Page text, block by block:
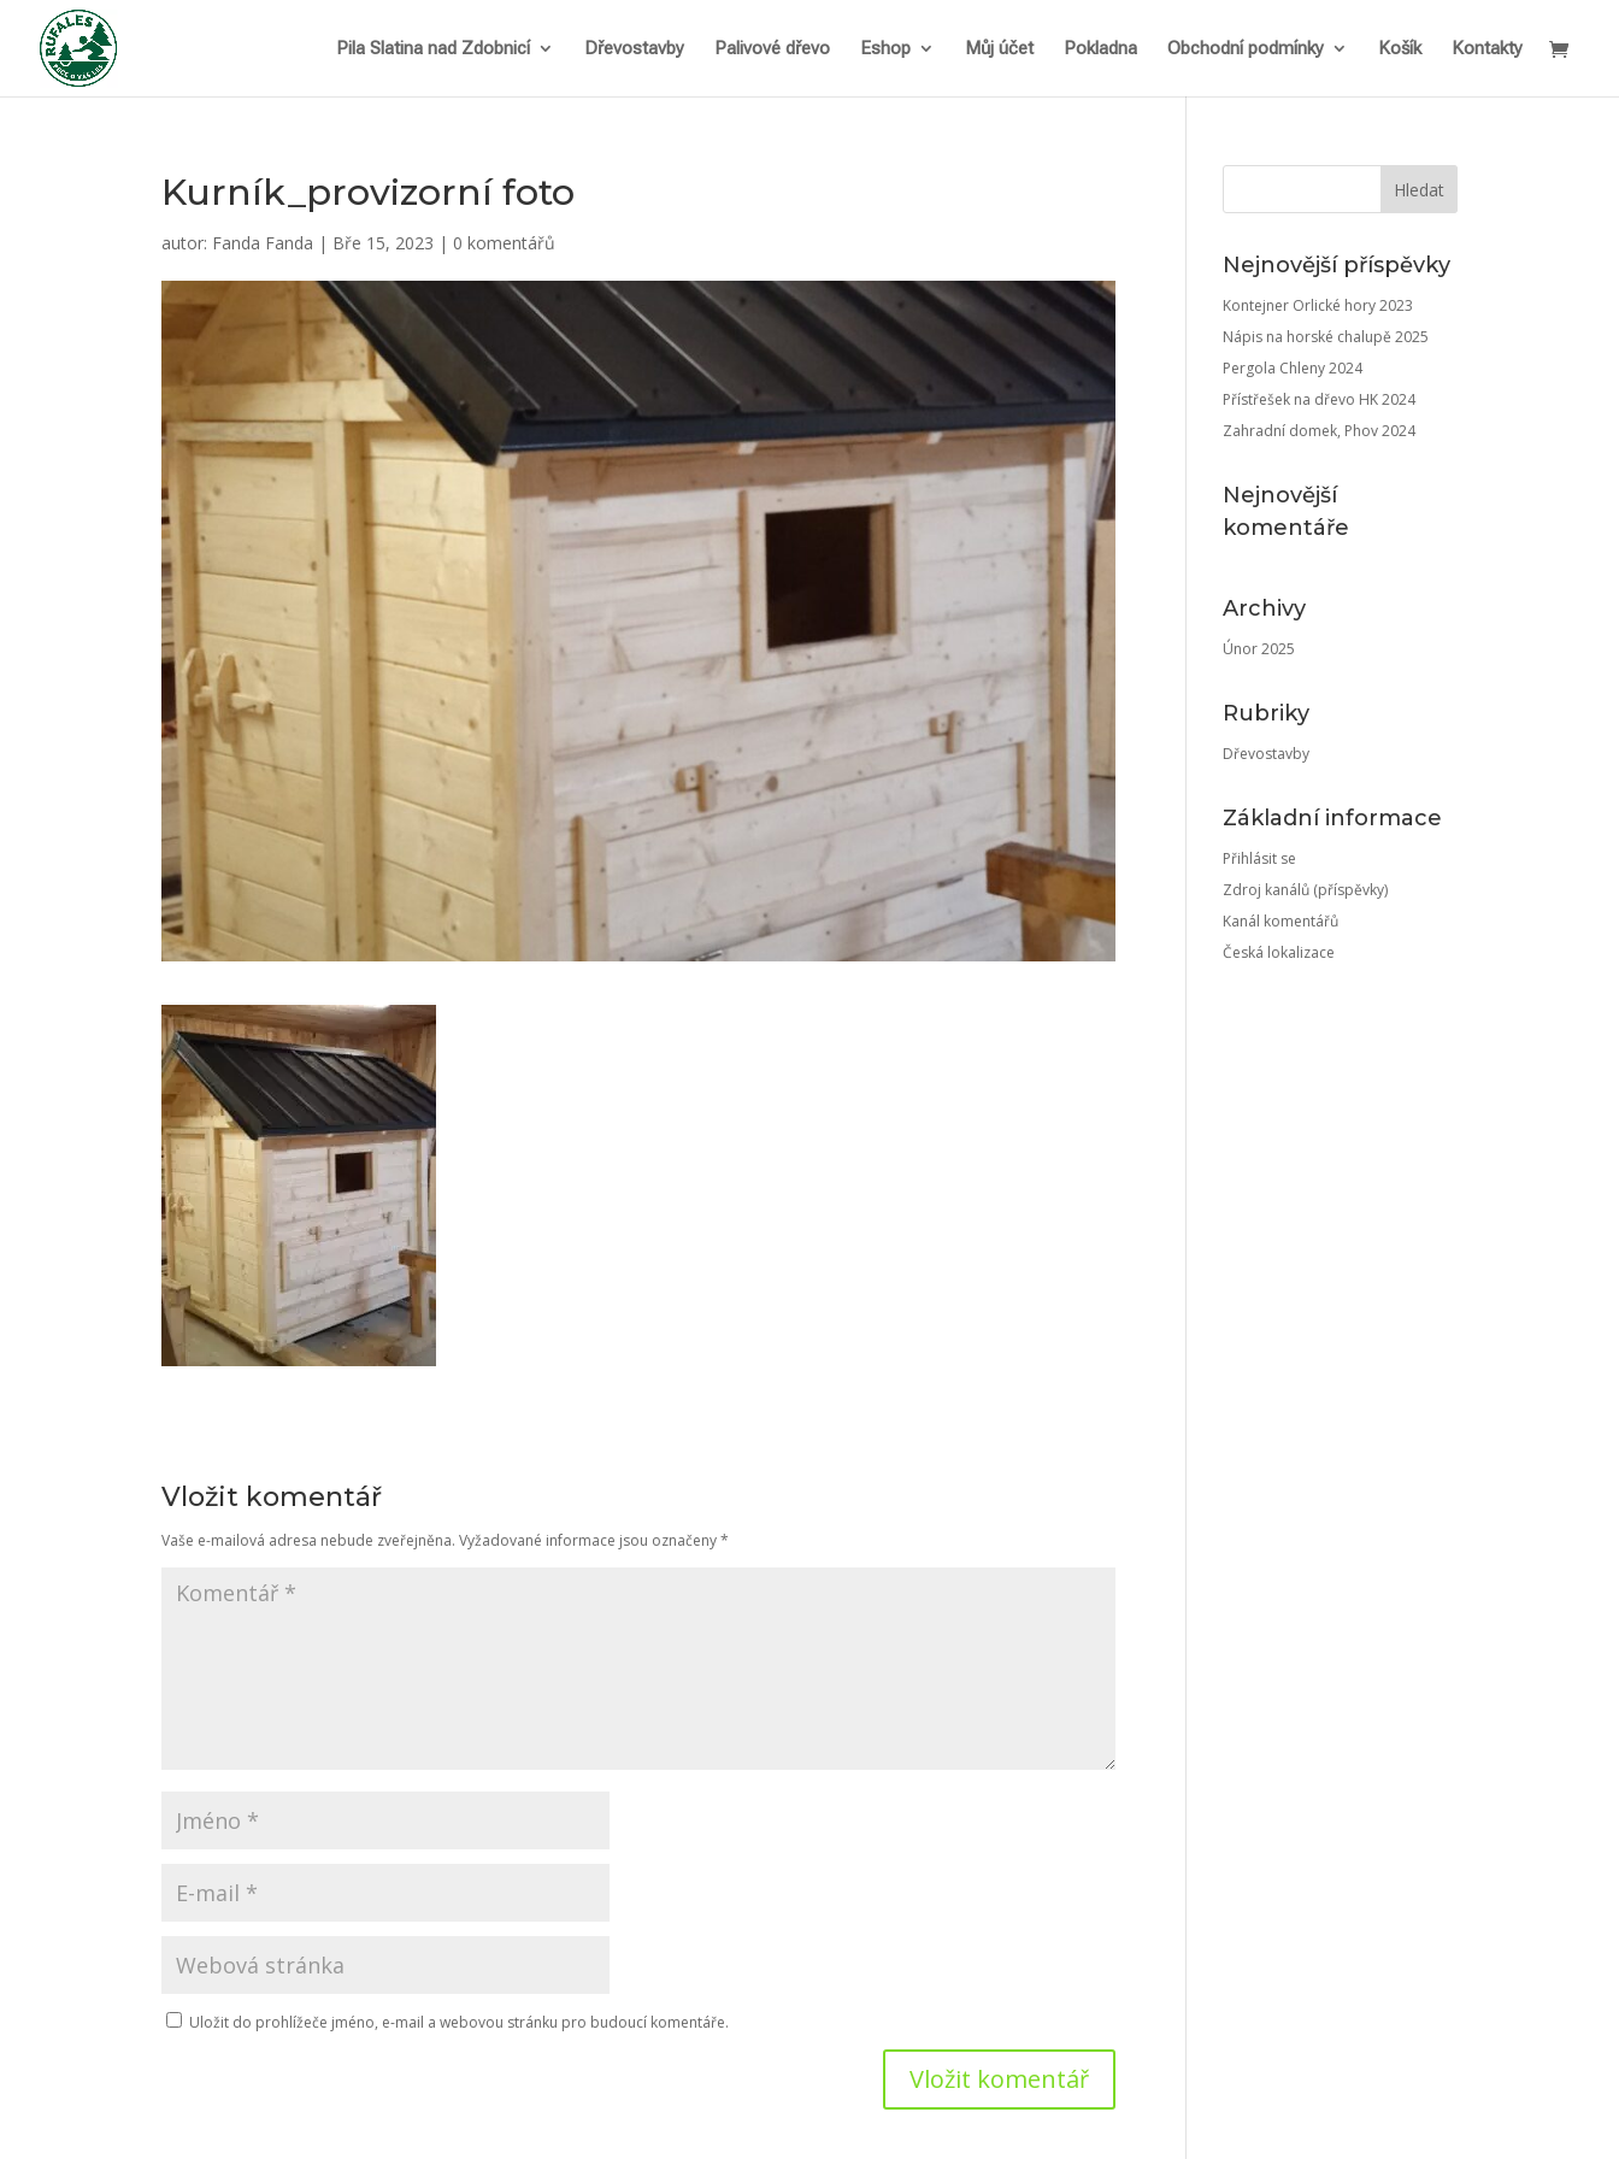
Pila Slatina nad Zdobnicí Dřevostavby Palivové dřevo Eshop Můj účet Pokladna Obchodní podmínky Košík Kontakty
Kurník_provizorní foto
autor: Fanda Fanda | Bře 15, 2023 | 0 komentářů
Vložit komentář
Vaše e-mailová adresa nebude zveřejněna. Vyžadované informace jsou označeny*
Uložit do prohlížeče jméno, e-mail a webovou stránku pro budoucí komentáře.
Nejnovější příspěvky
Kontejner Orlické hory 2023
Nápis na horské chalupě 2025
Pergola Chleny 2024
Přístřešek na dřevo HK 2024
Zahradní domek, Phov 2024
Nejnovější
komentáře
Archivy
Únor 2025
Rubriky
Dřevostavby
Základní informace
Přihlásit se
Zdroj kanálů (příspěvky)
Kanál komentářů
Česká lokalizace